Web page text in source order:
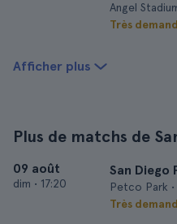
Angel
Très
Afficher plus
Plus de matchs de
09 août
dim • 17:20
San Diego
Petco Park
Très